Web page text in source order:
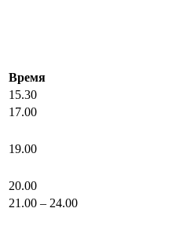
Время
15.30
17.00
19.00
20.00
21.00 – 24.00